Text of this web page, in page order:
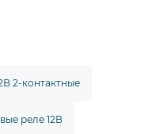
2-контактные
реле 12В